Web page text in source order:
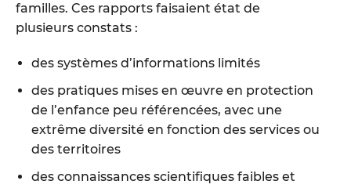
familles. Ces rapports faisaient état de
plusieurs constats :
des systèmes d’informations limités
des pratiques mises en œuvre en protection
de l’enfance peu référencées, avec une
extrême diversité en fonction des services ou
des territoires
des connaissances scientifiques faibles et